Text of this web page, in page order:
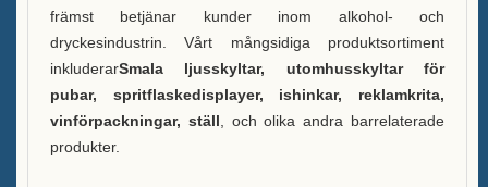
Case A Likörflaska Utställning
FAQ
Nyheter
främst betjänar kunder inom alkohol- och
dryckesindustrin. Vårt mångsidiga produktsortiment
inkluderarSmala ljusskyltar, utomhusskyltar för
pubar, spritflaskedisplayer, ishinkar, reklamkrita,
vinförpackningar, ställ , och olika andra barrelaterade
produkter.